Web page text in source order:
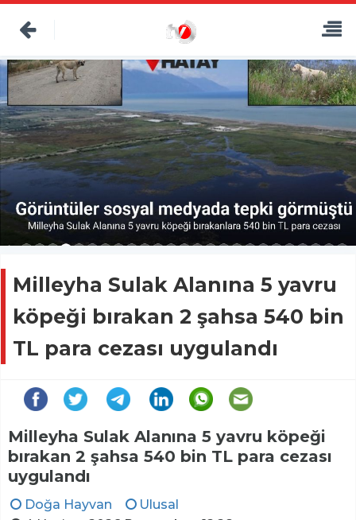
Milleyha Sulak Alanına 5 yavru
köpeği bırakan 2 şahsa 540 bin
TL para cezası uygulandı
Milleyha Sulak Alanına 5 yavru köpeği
bırakan 2 şahsa 540 bin TL para cezası
uygulandı
Doğa Hayvan
Ulusal